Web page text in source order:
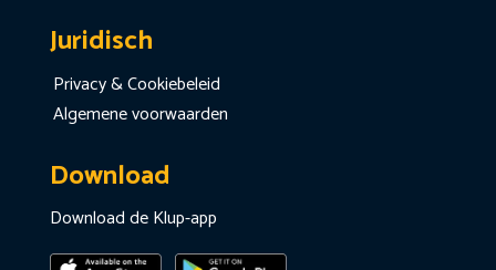
Juridisch
Privacy & Cookiebeleid
Algemene voorwaarden
Download
Download de Klup-app